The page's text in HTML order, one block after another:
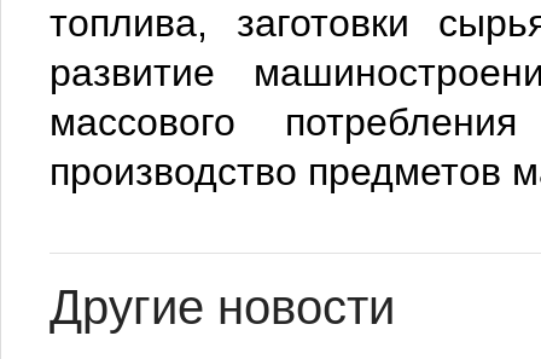
топлива, заготовки
развитие
массового
производство предметов
Другие новости